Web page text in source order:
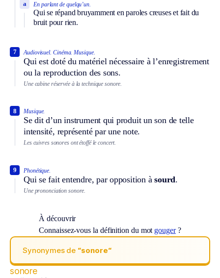
En parlant de quelqu’un.
Qui se répand bruyamment en paroles creuses et fait du
bruit pour rien.
a
Audiovisuel. Cinéma. Musique.
Qui est doté du matériel nécessaire à l’enregistrement
ou la reproduction des sons.
7
Une cabine réservée à la technique sonore.
Musique.
Se dit d’un instrument qui produit un son de telle
intensité, représenté par une note.
8
Les cuivres sonores ont étoffé le concert.
Phonétique.
Qui se fait entendre, par opposition àsourd.
9
Une prononciation sonore.
À découvrir
Connaissez-vous la définition du mot gouger?
Synonymes de “sonore“
sonore